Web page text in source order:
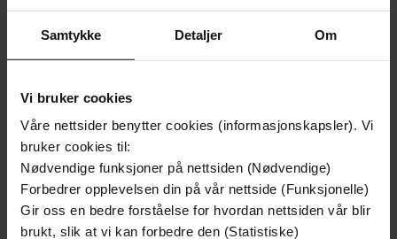
Samtykke Detaljer Om
Vi bruker cookies
Våre nettsider benytter cookies (informasjonskapsler). Vi
bruker cookies til:
Nødvendige funksjoner på nettsiden (Nødvendige)
Forbedrer opplevelsen din på vår nettside (Funksjonelle)
Gir oss en bedre forståelse for hvordan nettsiden vår blir
brukt, slik at vi kan forbedre den (Statistiske)
Vinner av Rivertonprisen
Første gang på tilbud